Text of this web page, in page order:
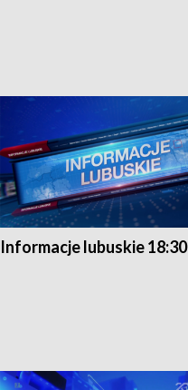
Informacje lubuskie 18:30